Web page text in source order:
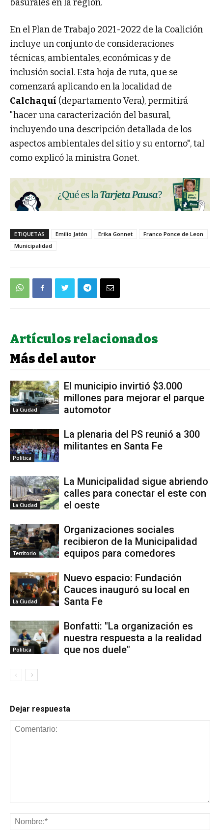
basurales en la región.
En el Plan de Trabajo 2021-2022 de la Coalición
incluye un conjunto de consideraciones
técnicas, ambientales, económicas y de
inclusión social. Esta hoja de ruta, que se
comenzará aplicando en la localidad de
Calchaquí (departamento Vera), permitirá
"hacer una caracterización del basural,
incluyendo una descripción detallada de los
aspectos ambientales del sitio y su entorno", tal
como explicó la ministra Gonet.
ETIQUETAS Emilio Jatón Erika Gonnet
Franco Ponce de Leon
Municipalidad
Artículos relacionados
Más del autor
La Ciudad
El municipio invirtió $3.000
millones para mejorar el parque
automotor
Política
La plenaria del PS reunió a 300
militantes en Santa Fe
La Ciudad
La Municipalidad sigue abriendo
calles para conectar el este con
el oeste
Territorio
Organizaciones sociales
recibieron de la Municipalidad
equipos para comedores
La Ciudad
Nuevo espacio: Fundación
Cauces inauguró su local en
Santa Fe
Política
Bonfatti: "La organización es
nuestra respuesta a la realidad
que nos duele"
Dejar respuesta